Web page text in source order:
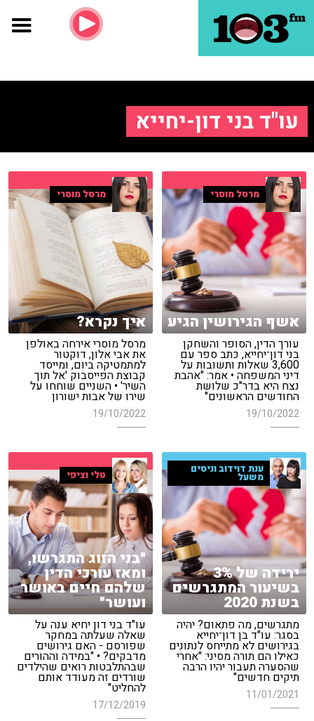
עו"ד בני דון-יחייא
מרסל מוסרי
אשף הגירושין הגיע
עורך הדין, הסופר והשחקן
בני דון־יחייא, כתב ספר עם
3,600 שאלות ותשובות על
דיני המשפחה • אמר: "אהבת
נצח היא בדר"כ שלושת
החודשים הראשונים"
19/10/2022
מרסל מוסרי
איך נקרא?
מרסל מוסרי אירחה באולפן
את אבי אלון, דוקטור
למתמטיקה ביום, ומייסד
קבוצת הפייסבוק 'אל תוך
השיר' • השניים שוחחו על
שירו של אבות ישורון
19/10/2022
ענת דוידוב וניסים
משעל
ירידה של 3%
בשיעור המתגרשים
בשנת 2020
מתגרשים, מה פתאום? יהיה
בסגר: עו"ד בן דון־יחייא
בגירושים לא מתייחס לנתונים
כאילו הם תורה מסיני: "אחרי
שהסערה תעבור יהיו הרבה
תיקים חדשים"
11/01/2021
טלי וציפי
"בני הזוג התגרשו,
ומאז עורכי הדין
שלהם חיים באושר
ועושר"
עו"ד בני דון יחיא ענה על
שאלה שעלתה במחקר
שפורסם - האם גירושים
מדבקים? • "במידה וההורים
שבהתלבטות רואים שהילדים
שורדים זה מעודד אותם
להחליט"
17/12/2019